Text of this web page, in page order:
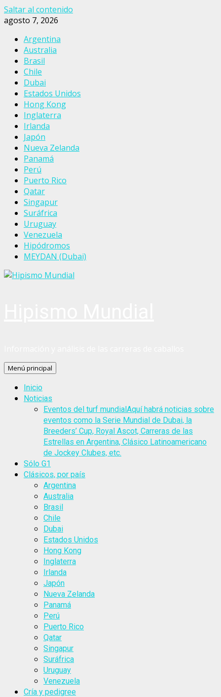
Saltar al contenido
agosto 7, 2026
Argentina
Australia
Brasil
Chile
Dubai
Estados Unidos
Hong Kong
Inglaterra
Irlanda
Japón
Nueva Zelanda
Panamá
Perú
Puerto Rico
Qatar
Singapur
Suráfrica
Uruguay
Venezuela
Hipódromos
MEYDAN (Dubai)
Menú principal
Inicio
Noticias
Eventos del turf mundialAquí habrá noticias sobre
eventos como la Serie Mundial de Dubai, la
Breeders’ Cup, Royal Ascot, Carreras de las
Estrellas en Argentina, Clásico Latinoamericano
de Jockey Clubes, etc.
Sólo G1
Clásicos, por país
Argentina
Australia
Brasil
Chile
Dubai
Estados Unidos
Hong Kong
Inglaterra
Irlanda
Japón
Nueva Zelanda
Panamá
Perú
Puerto Rico
Qatar
Singapur
Suráfrica
Uruguay
Venezuela
Cría y pedigree